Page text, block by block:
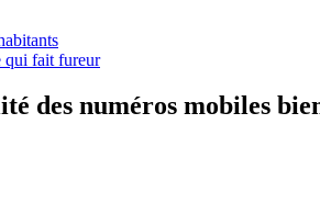
qui fait fureur
des numéros mobiles